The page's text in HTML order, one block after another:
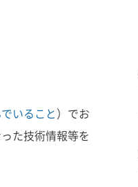
いること）でお
た技術情報等を